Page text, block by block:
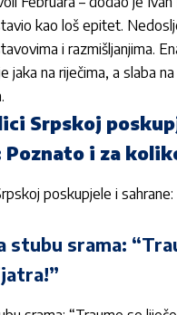
kao loš epitet.
i razmišljanjima.
jaka na riječima, a slaba
Srpskoj
Poznato i za
poskupjele i
stubu srama: